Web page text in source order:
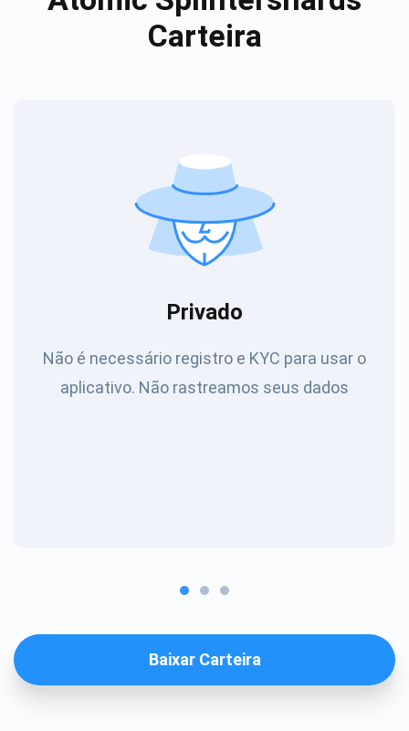
Carteira
Privado
Não é necessário registro e KYC para usar o
aplicativo. Não rastreamos seus dados
Baixar Carteira